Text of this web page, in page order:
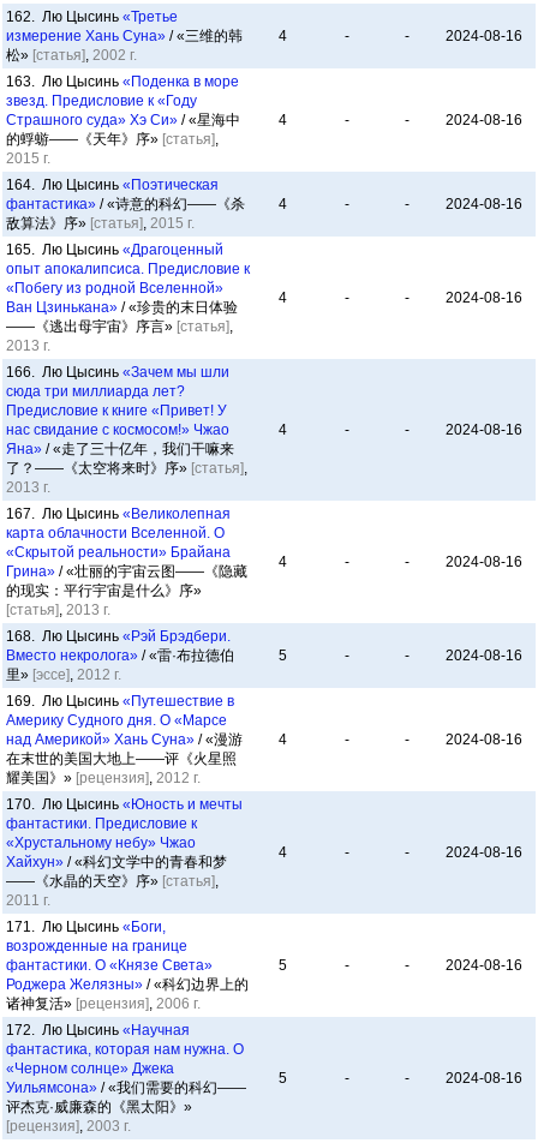
162. Лю Цысинь «Третье
измерение Хань Суна» / «三维的韩
松» [статья], 2002 г.
4 - - 2024-08-16
163. Лю Цысинь «Поденка в море
звезд. Предисловие к «Году
Страшного суда» Хэ Си» / «星海中
的蜉蝣——《天年》序» [статья],
2015 г.
4 - - 2024-08-16
164. Лю Цысинь «Поэтическая
фантастика» / «诗意的科幻——《杀
敌算法》序» [статья], 2015 г.
4 - - 2024-08-16
165. Лю Цысинь «Драгоценный
опыт апокалипсиса. Предисловие к
«Побегу из родной Вселенной»
Ван Цзинькана» / «珍贵的末日体验
——《逃出母宇宙》序言» [статья],
2013 г.
4 - - 2024-08-16
166. Лю Цысинь «Зачем мы шли
сюда три миллиарда лет?
Предисловие к книге «Привет! У
нас свидание с космосом!» Чжао
Яна» / «走了三十亿年，我们干嘛来
了？——《太空将来时》序» [статья],
2013 г.
4 - - 2024-08-16
167. Лю Цысинь «Великолепная
карта облачности Вселенной. О
«Скрытой реальности» Брайана
Грина» / «壮丽的宇宙云图——《隐藏
的现实：平行宇宙是什么》序»
[статья], 2013 г.
4 - - 2024-08-16
168. Лю Цысинь «Рэй Брэдбери.
Вместо некролога» / «雷·布拉德伯
里» [эссе], 2012 г.
5 - - 2024-08-16
169. Лю Цысинь «Путешествие в
Америку Судного дня. О «Марсе
над Америкой» Хань Суна» / «漫游
在末世的美国大地上——评《火星照
耀美国》» [рецензия], 2012 г.
4 - - 2024-08-16
170. Лю Цысинь «Юность и мечты
фантастики. Предисловие к
«Хрустальному небу» Чжао
Хайхун» / «科幻文学中的青春和梦
——《水晶的天空》序» [статья],
2011 г.
4 - - 2024-08-16
171. Лю Цысинь «Боги,
возрожденные на границе
фантастики. О «Князе Света»
Роджера Желязны» / «科幻边界上的
诸神复活» [рецензия], 2006 г.
5 - - 2024-08-16
172. Лю Цысинь «Научная
фантастика, которая нам нужна. О
«Черном солнце» Джека
Уильямсона» / «我们需要的科幻——
评杰克·威廉森的《黑太阳》»
[рецензия], 2003 г.
5 - - 2024-08-16